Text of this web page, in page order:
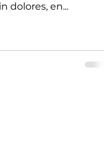
dolores, en...